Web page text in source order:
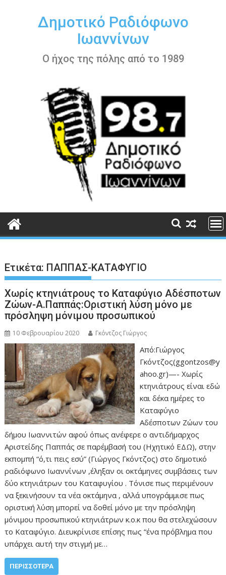
περιεχόμενοΔημοτικό Ραδιόφωνο
Ιωαννίνων
Ο ήχος της πόλης από το 1989
Ετικέτα: ΠΑΠΠΑΣ-ΚΑΤΑΦΥΓΙΟ
Χωρίς κτηνιάτρους το Καταφύγιο Αδέσποτων
Ζώων-Α.Παππάς:Οριστική λύση μόνο με
πρόσληψη μόνιμου προσωπικού
10 Φεβρουαρίου 2020 Γκόντζος Γιώργος
Από:Γιώργος
Γκόντζος(ggontzos@y
ahoo.gr)—- Χωρίς
κτηνιάτρους είναι εδώ
και δέκα ημέρες το
Καταφύγιο
Αδέσποτων Ζώων του
δήμου Ιωαννιτών αφού όπως ανέφερε ο αντιδήμαρχος
Αριστείδης Παππάς σε παρέμβασή του (Ηχητικό ΕΔΩ), στην
εκπομπή “ό,τι πεις εσύ” (Γιώργος Γκόντζος) στο δημοτικό
ραδιόφωνο Ιωαννίνων ,έληξαν οι οκτάμηνες συμβάσεις των
δύο κτηνιάτρων του Καταφυγίου . Τόνισε πως περιμένουν
να ξεκινήσουν τα νέα οκτάμηνα , αλλά υπογράμμισε πως
οριστική λύση μπορεί να δοθεί μόνο με την πρόσληψη
μόνιμου προσωπικού κτηνιάτρων κ.ο.κ που θα στελεχώσουν
το Καταφύγιο. Διευκρίνισε επίσης πως “ένα πρόβλημα που
υπάρχει αυτή την στιγμή με…
ΠΕΡΙΣΣΌΤΕΡΑ